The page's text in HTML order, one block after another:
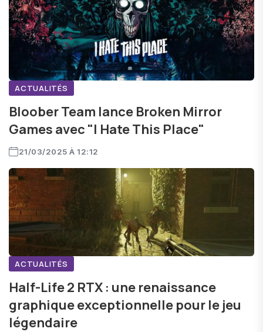
ACTUALITÉS
Bloober Team lance Broken Mirror
Games avec "I Hate This Place"
21/03/2025 À 12:12
ACTUALITÉS
Half-Life 2 RTX : une renaissance
graphique exceptionnelle pour le jeu
légendaire